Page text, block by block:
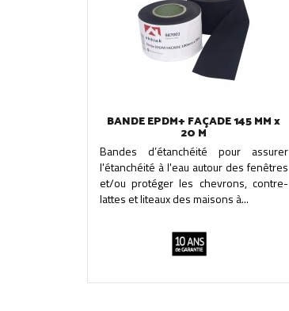
BANDE EPDM+ FAÇADE 145 MM x
20 M
Bandes d’étanchéité pour assurer
l'étanchéité à l'eau autour des fenêtres
et/ou protéger les chevrons, contre-
lattes et liteaux des maisons à...